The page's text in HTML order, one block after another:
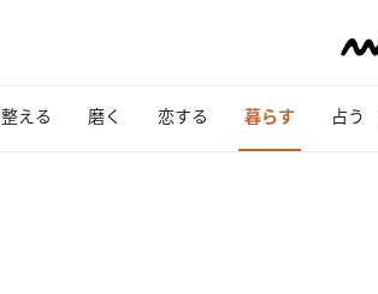
整える 磨く 恋する 暮らす 占う